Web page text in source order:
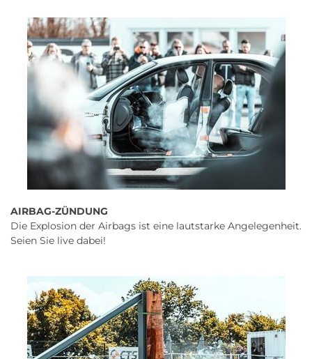
AIRBAG-ZÜNDUNG
Die Explosion der Airbags ist eine lautstarke Angelegenheit.
Seien Sie live dabei!